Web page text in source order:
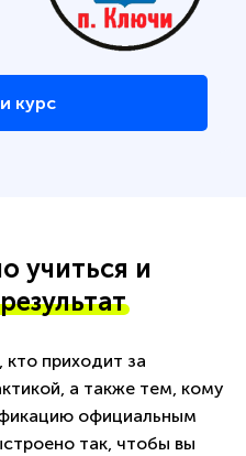
курс
учиться и
приходит за
а также тем, кому
официальным
так, чтобы вы